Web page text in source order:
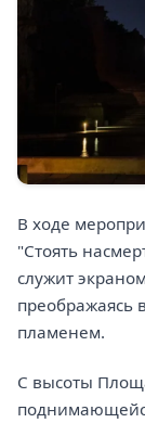
В ходе
"Стоять
служит
преображаясь
пламенем.
С высоты